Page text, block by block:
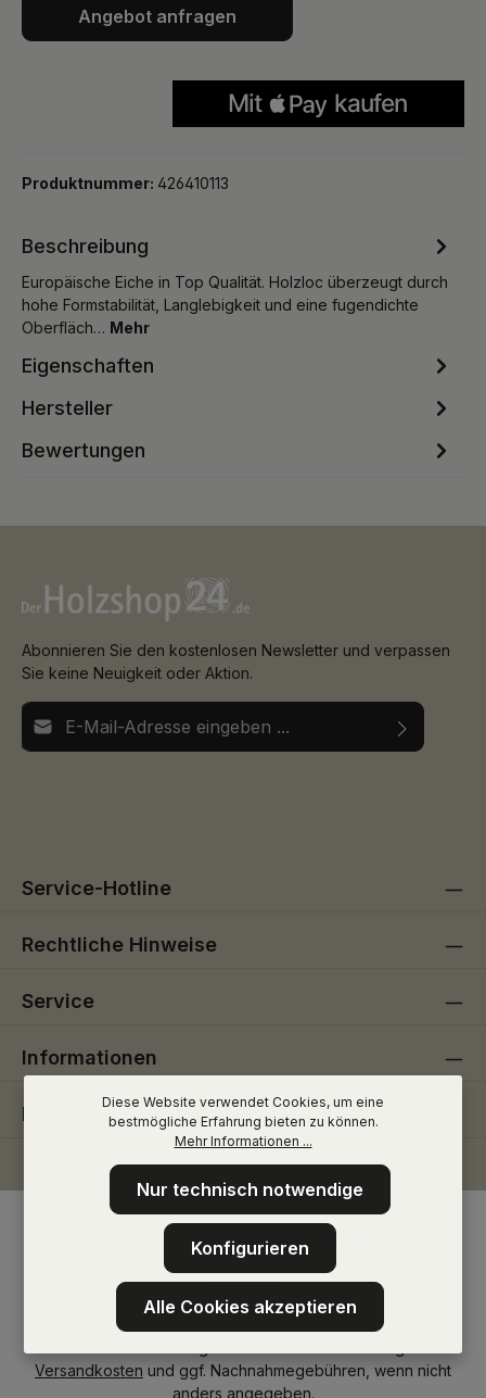
Angebot anfragen
Produktnummer: 426410113
Beschreibung
Europäische Eiche in Top Qualität. Holzloc überzeugt durch
hohe Formstabilität, Langlebigkeit und eine fugendichte
Oberfläch… Mehr
Eigenschaften
Hersteller
Bewertungen
Abonnieren Sie den kostenlosen Newsletter und verpassen
Sie keine Neuigkeit oder Aktion.
E-Mail-Adresse*
Service-Hotline
Rechtliche Hinweise
Service
Informationen
Folge uns
Versandkosten und ggf. Nachnahmegebühren, wenn nicht
anders angegeben.
Diese Website verwendet Cookies, um eine
bestmögliche Erfahrung bieten zu können.
Mehr Informationen ...
Nur technisch notwendige
Konfigurieren
Alle Cookies akzeptieren